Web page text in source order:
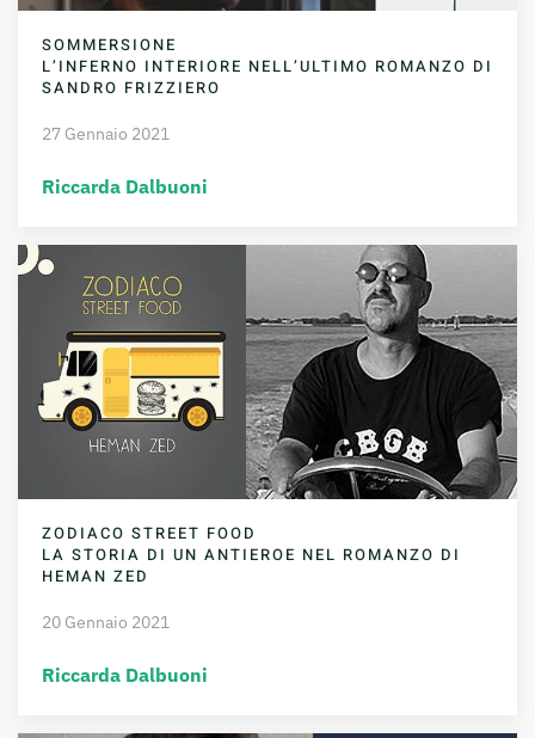
SOMMERSIONE
L’INFERNO INTERIORE NELL’ULTIMO ROMANZO DI
SANDRO FRIZZIERO
27 Gennaio 2021
Riccarda Dalbuoni
ZODIACO STREET FOOD
LA STORIA DI UN ANTIEROE NEL ROMANZO DI
HEMAN ZED
20 Gennaio 2021
Riccarda Dalbuoni